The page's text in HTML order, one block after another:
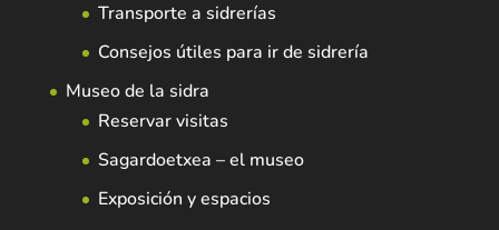
Transporte a sidrerías
Consejos útiles para ir de sidrería
Museo de la sidra
Reservar visitas
Sagardoetxea – el museo
Exposición y espacios